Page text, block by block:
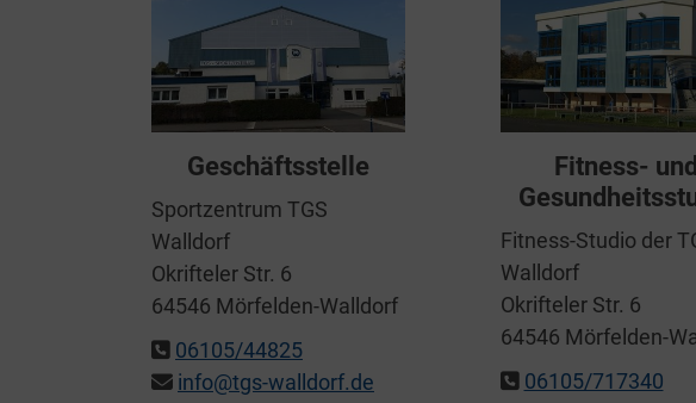
Geschäftsstelle
Sportzentrum TGS
Walldorf
Okrifteler Str. 6
64546 Mörfelden-Walldorf
06105/44825
info@tgs-walldorf.de
Fitness- und
Fitness-Studio der
Walldorf
Okrifteler Str. 6
64546 Mörfelden-
06105/717340